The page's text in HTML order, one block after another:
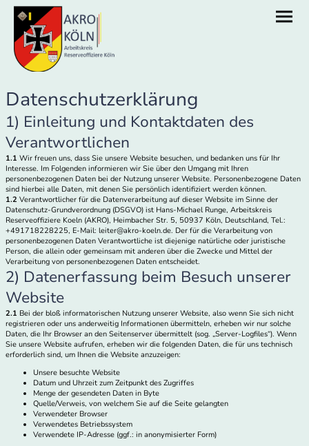
Datenschutzerklärung
1) Einleitung und Kontaktdaten des
Verantwortlichen
1.1 Wir freuen uns, dass Sie unsere Website besuchen, und bedanken uns für Ihr
Interesse. Im Folgenden informieren wir Sie über den Umgang mit Ihren
personenbezogenen Daten bei der Nutzung unserer Website. Personenbezogene Daten
sind hierbei alle Daten, mit denen Sie persönlich identifiziert werden können.
1.2 Verantwortlicher für die Datenverarbeitung auf dieser Website im Sinne der
Datenschutz-Grundverordnung (DSGVO) ist Hans-Michael Runge, Arbeitskreis
Reserveoffiziere Koeln (AKRO), Heimbacher Str. 5, 50937 Köln, Deutschland, Tel.:
+491718228225, E-Mail: leiter@akro-koeln.de. Der für die Verarbeitung von
personenbezogenen Daten Verantwortliche ist diejenige natürliche oder juristische
Person, die allein oder gemeinsam mit anderen über die Zwecke und Mittel der
Verarbeitung von personenbezogenen Daten entscheidet.
2) Datenerfassung beim Besuch unserer
Website
2.1 Bei der bloß informatorischen Nutzung unserer Website, also wenn Sie sich nicht
registrieren oder uns anderweitig Informationen übermitteln, erheben wir nur solche
Daten, die Ihr Browser an den Seitenserver übermittelt (sog. „Server-Logfiles“). Wenn
Sie unsere Website aufrufen, erheben wir die folgenden Daten, die für uns technisch
erforderlich sind, um Ihnen die Website anzuzeigen:
Unsere besuchte Website
Datum und Uhrzeit zum Zeitpunkt des Zugriffes
Menge der gesendeten Daten in Byte
Quelle/Verweis, von welchem Sie auf die Seite gelangten
Verwendeter Browser
Verwendetes Betriebssystem
Verwendete IP-Adresse (ggf.: in anonymisierter Form)